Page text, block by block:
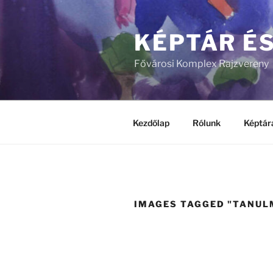
Tartalomhoz
KÉPTÁR
Fővárosi Komplex Rajzvereny
Kezdőlap Rólunk
IMAGES TAGGED